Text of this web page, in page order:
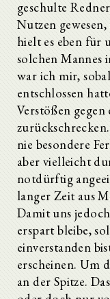
geschulte
Nutzen
hielt es eben für
solchen Mannes
war ich mir,
entschlossen
Verstößen
nie besondere
aber vielleicht
notdürftig
langer Zeit aus
Damit uns
erspart bleibe,
einverstanden
erscheinen. Um
an der Spitze.